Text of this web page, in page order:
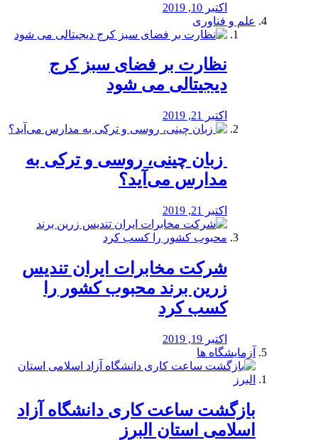
اکتبر 10, 2019
علم و فناوری
نظارت بر فضای سبز کرج
دیجیتالی می شود
اکتبر 21, 2019
️ زبان چینی، روسی و ترکی به
مدارس می‌آید؟
اکتبر 21, 2019
شرکت مخابرات ایران تندیس
زرین برند محبوب کشور را
کسب کرد
اکتبر 19, 2019
آزمایشگاه ها
بازگشت ساعت کاری دانشگاه آزاد
اسلامی استان البرز